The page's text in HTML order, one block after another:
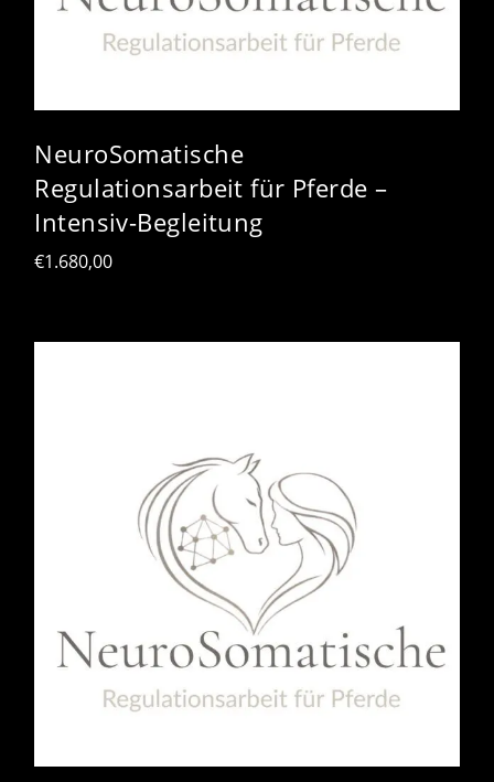
NeuroSomatische
Regulationsarbeit für Pferde –
Intensiv-Begleitung
€1.680,00